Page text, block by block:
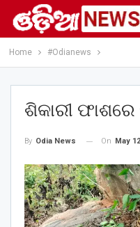
Home #Odianews
ଶିକାରୀ
By Odia News On May